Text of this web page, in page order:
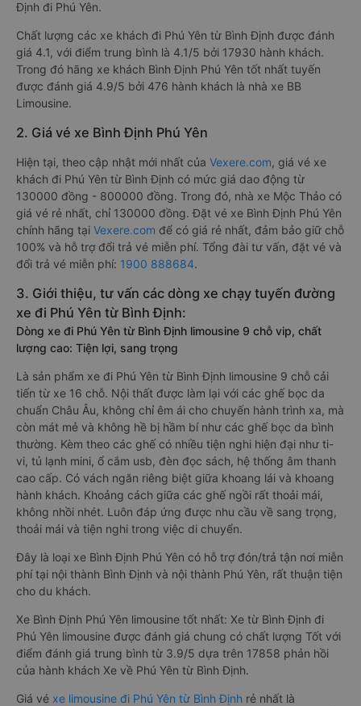
Định đi Phú Yên.
Chất lượng các xe khách đi Phú Yên từ Bình Định được đánh
giá 4.1, với điểm trung bình là 4.1/5 bởi 17930 hành khách.
Trong đó hãng xe khách Bình Định Phú Yên tốt nhất tuyến
được đánh giá 4.9/5 bởi 476 hành khách là nhà xe BB
Limousine.
2. Giá vé xe Bình Định Phú Yên
Hiện tại, theo cập nhật mới nhất của Vexere.com, giá vé xe
khách đi Phú Yên từ Bình Định có mức giá dao động từ
130000 đồng - 800000 đồng. Trong đó, nhà xe Mộc Thảo có
giá vé rẻ nhất, chỉ 130000 đồng. Đặt vé xe Bình Định Phú Yên
chính hãng tại Vexere.com để có giá rẻ nhất, đảm bảo giữ chỗ
100% và hỗ trợ đổi trả vé miễn phí. Tổng đài tư vấn, đặt vé và
đổi trả vé miễn phí: 1900 888684.
3. Giới thiệu, tư vấn các dòng xe chạy tuyến đường
xe đi Phú Yên từ Bình Định:
Dòng xe đi Phú Yên từ Bình Định limousine 9 chỗ vip, chất
lượng cao: Tiện lợi, sang trọng
Là sản phẩm xe đi Phú Yên từ Bình Định limousine 9 chỗ cải
tiến từ xe 16 chỗ. Nội thất được làm lại với các ghế bọc da
chuẩn Châu Âu, không chỉ êm ái cho chuyến hành trình xa, mà
còn mát mẻ và không hề bị hầm bí như các ghế bọc da bình
thường. Kèm theo các ghế có nhiều tiện nghi hiện đại như ti-
vi, tủ lạnh mini, ổ cắm usb, đèn đọc sách, hệ thống âm thanh
cao cấp. Có vách ngăn riêng biệt giữa khoang lái và khoang
hành khách. Khoảng cách giữa các ghế ngồi rất thoải mái,
không nhồi nhét. Luôn đáp ứng được nhu cầu về sang trọng,
thoải mái và tiện nghi trong việc di chuyển.
Đây là loại xe Bình Định Phú Yên có hỗ trợ đón/trả tận nơi miễn
phí tại nội thành Bình Định và nội thành Phú Yên, rất thuận tiện
cho du khách.
Xe Bình Định Phú Yên limousine tốt nhất: Xe từ Bình Định đi
Phú Yên limousine được đánh giá chung có chất lượng Tốt với
điểm đánh giá trung bình từ 3.9/5 dựa trên 17858 phản hồi
của hành khách Xe về Phú Yên từ Bình Định.
Giá vé xe limousine đi Phú Yên từ Bình Định rẻ nhất là